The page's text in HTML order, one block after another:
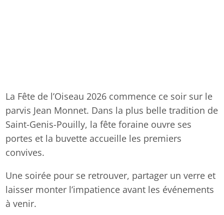
La Fête de l’Oiseau 2026 commence ce soir sur le
parvis Jean Monnet. Dans la plus belle tradition de
Saint-Genis-Pouilly, la fête foraine ouvre ses
portes et la buvette accueille les premiers
convives.
Une soirée pour se retrouver, partager un verre et
laisser monter l’impatience avant les événements
à venir.